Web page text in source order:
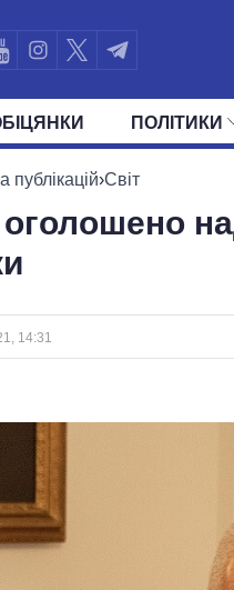
ПОЛIТИКИ
УСІ ПОЛІТИКИ ПРЕЗИДЕНТ І ОФІС
публікацій›Світ
14:31